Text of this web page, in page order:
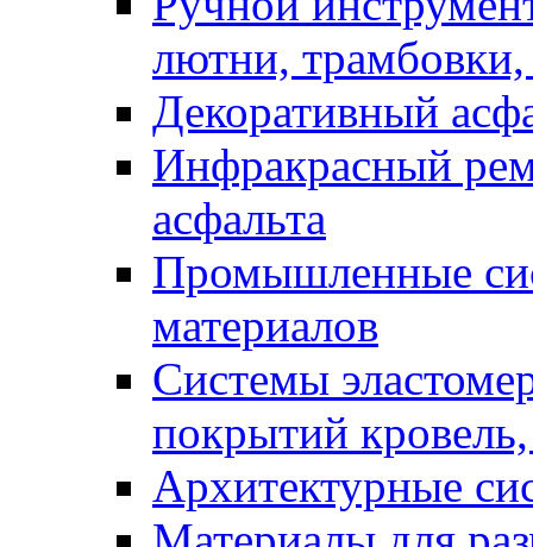
лютни, трамбовки,
Декоративный
Инфракрасный
асфальта
Промышленные
материалов
Системы
покрытий
Архитектурные